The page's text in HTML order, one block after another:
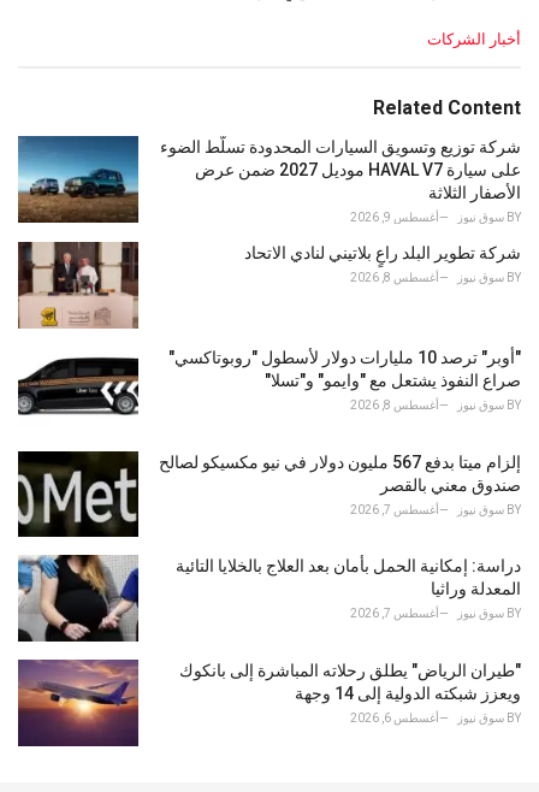
C
e
o
r
i
e
:
أخبار الشركات
Related Content
شركة توزيع وتسويق السيارات المحدودة تسلّط الضوء
على سيارة HAVAL V7 موديل 2027 ضمن عرض
الأصفار الثلاثة
BY سوق نيوز أغسطس 9, 2026
شركة تطوير البلد راعٍ بلاتيني لنادي الاتحاد
BY سوق نيوز أغسطس 8, 2026
"أوبر" ترصد 10 مليارات دولار لأسطول "روبوتاكسي"
صراع النفوذ يشتعل مع "وايمو" و"تسلا"
BY سوق نيوز أغسطس 8, 2026
إلزام ميتا بدفع 567 مليون دولار في نيو مكسيكو لصالح
صندوق معني بالقصر
BY سوق نيوز أغسطس 7, 2026
دراسة: إمكانية الحمل بأمان بعد العلاج بالخلايا التائية
المعدلة وراثيا
BY سوق نيوز أغسطس 7, 2026
"طيران الرياض" يطلق رحلاته المباشرة إلى بانكوك
ويعزز شبكته الدولية إلى 14 وجهة
BY سوق نيوز أغسطس 6, 2026